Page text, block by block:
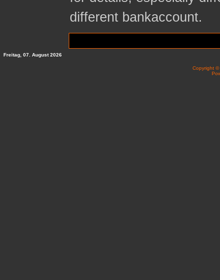
different bankaccount.
Freitag, 07. August 2026
Copyright